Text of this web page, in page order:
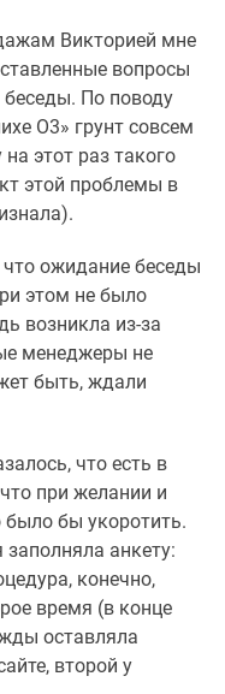
Викторией мне
вопросы
По поводу
О3» грунт совсем
этот раз такого
этой проблемы в
что ожидание беседы
этом не было
возникла из-за
менеджеры не
быть, ждали
что есть в
при желании и
бы укоротить.
анкету:
конечно,
время (в конце
оставляла
второй у